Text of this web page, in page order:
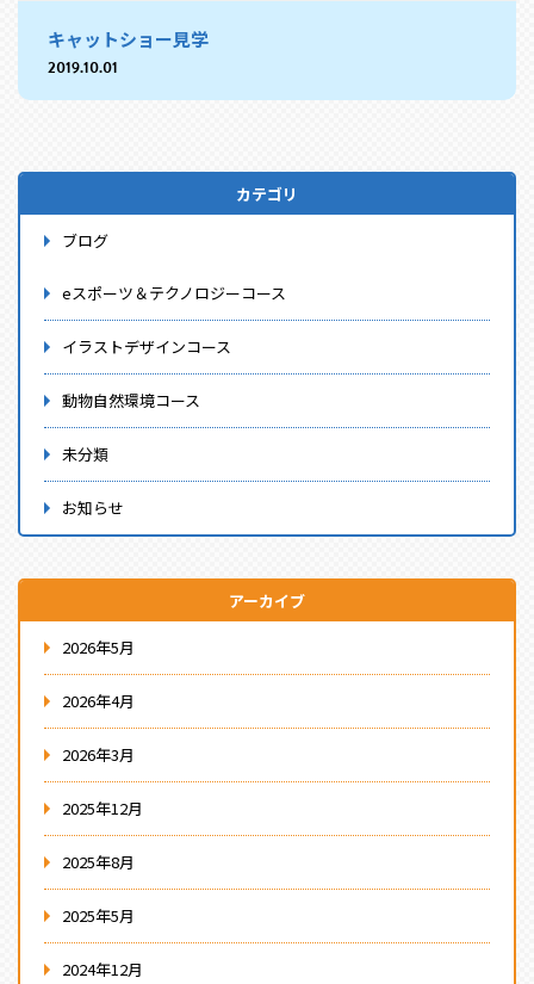
キャットショー見学
2019.10.01
カテゴリ
ブログ
eスポーツ＆テクノロジーコース
イラストデザインコース
動物自然環境コース
未分類
お知らせ
アーカイブ
2026年5月
2026年4月
2026年3月
2025年12月
2025年8月
2025年5月
2024年12月